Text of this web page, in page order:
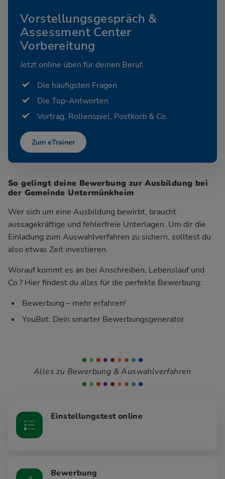
Vorstellungsgespräch &
Assessment Center
Vorbereitung
Jetzt online üben für deinen Beruf.
Die häufigsten Fragen
Die Top-Antworten
Vortrag, Rollenspiel, Postkorb & Co.
Zum eTrainer
So gelingt deine Bewerbung zur Ausbildung bei
der Gemeinde Untermünkheim
Wer sich um eine Ausbildung bewirbt, braucht
aussagekräftige und fehlerfreie Unterlagen. Um dir die
Einladung zum Auswahlverfahren zu sichern, solltest du
also etwas Zeit investieren.
Worauf kommt es an bei Anschreiben, Lebenslauf und
Co.? Hier findest du alles für die perfekte Bewerbung:
Bewerbung – mehr erfahren!
YouBot: Dein smarter Bewerbungsgenerator
Alles zu Bewerbung & Auswahlverfahren
Einstellungstest online
Bewerbung